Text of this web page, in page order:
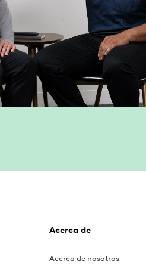
Acerca de
Acerca de nosotros